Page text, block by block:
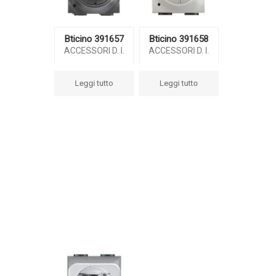
Bticino 391657
ACCESSORI D. I.
Leggi tutto
Bticino 391658
ACCESSORI D. I.
Leggi tutto